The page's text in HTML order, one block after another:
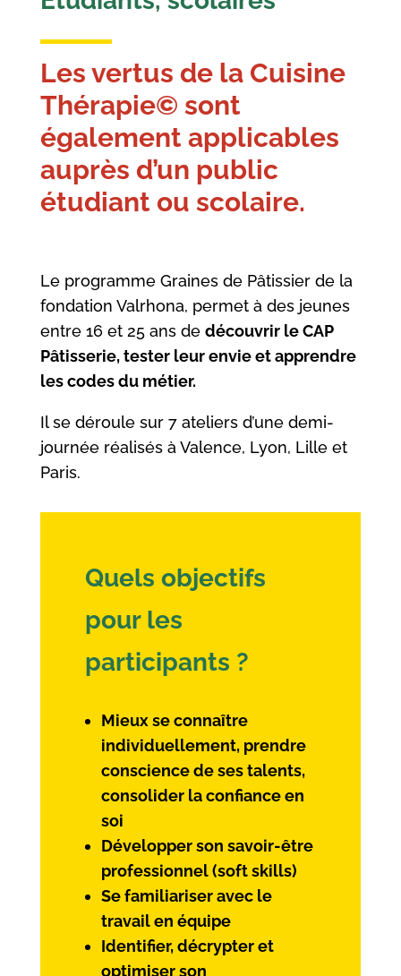
Les vertus de la Cuisine
Thérapie© sont
également applicables
auprès d’un public
étudiant ou scolaire.
Le programme Graines de Pâtissier de la
fondation Valrhona, permet à des jeunes
entre 16 et 25 ans de découvrir le CAP
Pâtisserie, tester leur envie et apprendre
les codes du métier.
Il se déroule sur 7 ateliers d’une demi-
journée réalisés à Valence, Lyon, Lille et
Paris.
Quels objectifs
pour les
participants ?
Mieux se connaître
individuellement, prendre
conscience de ses talents,
consolider la confiance en
soi
Développer son savoir-être
professionnel (soft skills)
Se familiariser avec le
travail en équipe
Identifier, décrypter et
optimiser son